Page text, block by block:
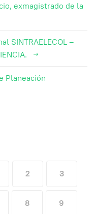
exmagistrado de la
SINTRAELECOL –
Planeación
2 3
8 9